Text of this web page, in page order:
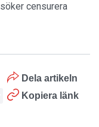
censurera
Dela artikeln
Kopiera länk